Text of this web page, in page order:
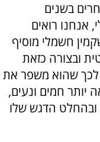
בשנים
אנחנו רואים
חשמלי מוסיף
ובצורה כזאת
לכך שהוא משפר את
יותר חמים ונעים,
ובהחלט הדגש שלו